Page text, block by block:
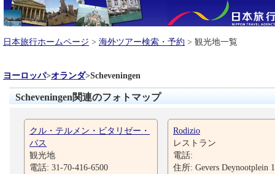
日本旅行ホームページ > 海外ツアー検索・予約 > 観光地一覧
ヨーロッパ>オランダ>Scheveningen
Scheveningen関連のフォトマップ
クル・テルメン・ビタリゼー・
バス
観光地
電話: 31-70-416-6500
Rodizio
レストラン
電話:
住所: Gevers Deynootplein